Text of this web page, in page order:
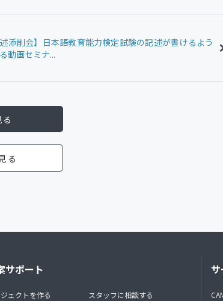
述添削会】日本語教育能力検定試験の記述が書けるよう
動画セミナ...
る
サポート
ェクトを作る
スタッフに相談する